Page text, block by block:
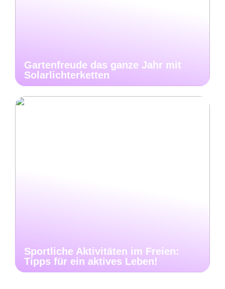
Gartenfreude das ganze Jahr mit
Solarlichterketten
Sportliche Aktivitäten im Freien:
Tipps für ein aktives Leben!